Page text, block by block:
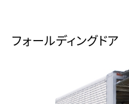
フォールディングドア